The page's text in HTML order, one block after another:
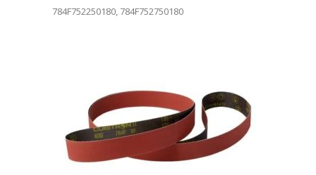
784F752250180, 784F752750180